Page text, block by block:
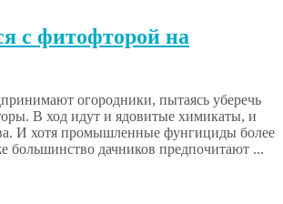
с фитофторой на
огородники, пытаясь уберечь
В ход идут и ядовитые химикаты, и
И хотя промышленные фунгициды более
большинство дачников предпочитают ...